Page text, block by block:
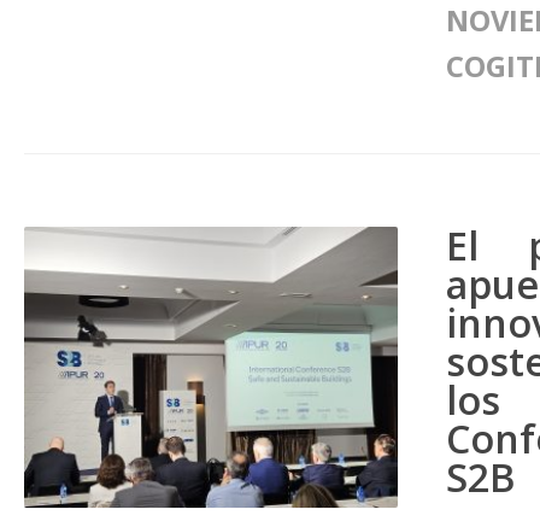
El
S2B